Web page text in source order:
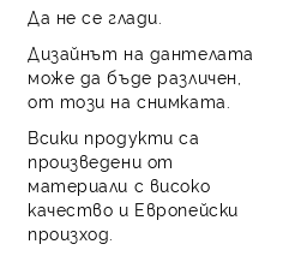
Да не се глади.
Дизайнът на дантелата
може да бъде различен,
от този на снимката.
Всики продукти са
произведени от
материали с високо
качество и Европейски
произход.